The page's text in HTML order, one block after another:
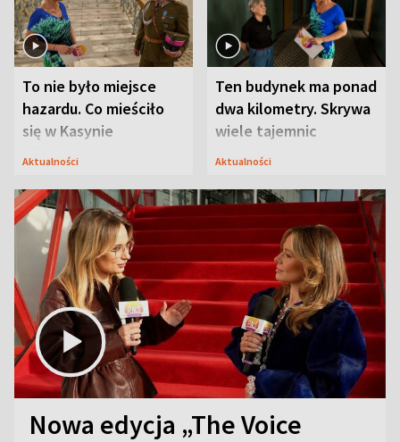
To nie było miejsce
hazardu. Co mieściło
się w Kasynie
Oficerskim?
Aktualności
Ten budynek ma ponad
dwa kilometry. Skrywa
wiele tajemnic
Aktualności
Nowa edycja „The Voice